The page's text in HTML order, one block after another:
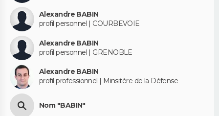
Alexandre BABIN
profil personnel | COURBEVOIE
Alexandre BABIN
profil personnel | GRENOBLE
Alexandre BABIN
profil professionnel | Minsitère de la Défense -
Nom "BABIN"